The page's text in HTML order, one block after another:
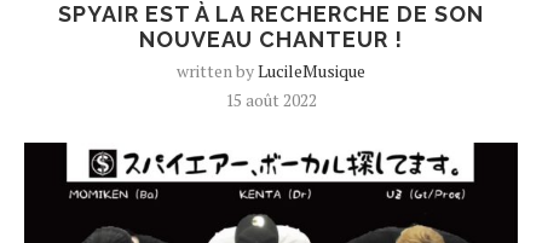
SPYAIR EST À LA RECHERCHE DE SON
NOUVEAU CHANTEUR !
written byLucileMusique
15 août 2022